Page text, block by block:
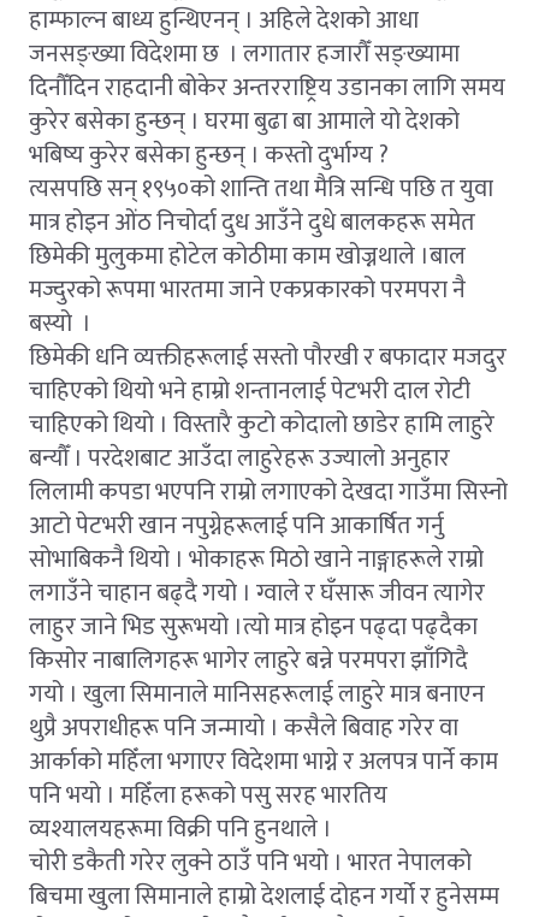
हाम्फाल्न बाध्य हुन्थिएनन् । अहिले देशको आधा
जनसङ्ख्या विदेशमा छ । लगातार हजारौँ सङ्ख्यामा
दिनौँदिन राहदानी बोकेर अन्तरराष्ट्रिय उडानका लागि समय
कुरेर बसेका हुन्छन् । घरमा बुढा बा आमाले यो देशको
भबिष्य कुरेर बसेका हुन्छन् । कस्तो दुर्भाग्य ?
त्यसपछि सन् १९५०को शान्ति तथा मैत्रि सन्धि पछि त युवा
मात्र होइन ओंठ निचोर्दा दुध आउँने दुधे बालकहरू समेत
छिमेकी मुलुकमा होटेल कोठीमा काम खोज्नथाले ।बाल
मज्दुरको रूपमा भारतमा जाने एकप्रकारको परमपरा नै
बस्यो ।
छिमेकी धनि व्यक्तीहरूलाई सस्तो पौरखी र बफादार मजदुर
चाहिएको थियो भने हाम्रो शन्तानलाई पेटभरी दाल रोटी
चाहिएको थियो । विस्तारै कुटो कोदालो छाडेर हामि लाहुरे
बन्यौँ । परदेशबाट आउँदा लाहुरेहरू उज्यालो अनुहार
लिलामी कपडा भएपनि राम्रो लगाएको देखदा गाउँमा सिस्नो
आटो पेटभरी खान नपुग्नेहरूलाई पनि आकार्षित गर्नु
सोभाबिकनै थियो । भोकाहरू मिठो खाने नाङ्गाहरूले राम्रो
लगाउँने चाहान बढ्दै गयो । ग्वाले र घँसारू जीवन त्यागेर
लाहुर जाने भिड सुरूभयो ।त्यो मात्र होइन पढ्दा पढ्दैका
किसोर नाबालिगहरू भागेर लाहुरे बन्ने परमपरा झाँगिदै
गयो । खुला सिमानाले मानिसहरूलाई लाहुरे मात्र बनाएन
थुप्रै अपराधीहरू पनि जन्मायो । कसैले बिवाह गरेर वा
आर्काको महिँला भगाएर विदेशमा भाग्ने र अलपत्र पार्ने काम
पनि भयो । महिँला हरूको पसु सरह भारतिय
व्यश्यालयहरूमा विक्री पनि हुनथाले ।
चोरी डकैती गरेर लुक्ने ठाउँ पनि भयो । भारत नेपालको
बिचमा खुला सिमानाले हाम्रो देशलाई दोहन गर्यो र हुनेसम्म